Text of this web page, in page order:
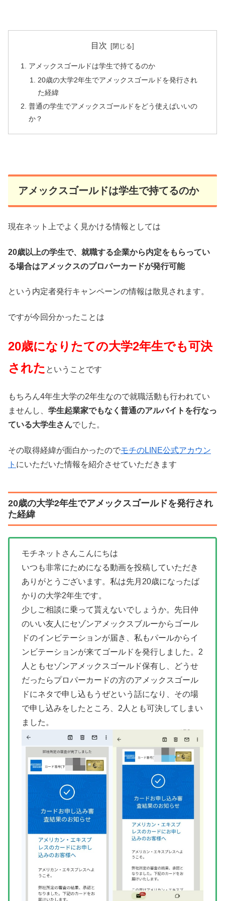
目次
アメックスゴールドは学生で持てるのか
20歳の大学2年生でアメックスゴールドを発行され
た経緯
普通の学生でアメックスゴールドをどう使えばいいの
か？
アメックスゴールドは学生で持てるのか
現在ネット上でよく見かける情報としては
20歳以上の学生で、就職する企業から内定をもらってい
る場合はアメックスのプロパーカードが発行可能
という内定者発行キャンペーンの情報は散見されます。
ですが今回分かったことは
20歳になりたての大学2年生でも可決
された ということです
もちろん4年生大学の2年生なので就職活動も行われてい
ませんし、 学生起業家でもなく普通のアルバイトを行なっ
ている大学生さんでした。
その取得経緯が面白かったのでモチのLINE公式アカウン
ト にいただいた情報を紹介させていただきます
20歳の大学2年生でアメックスゴールドを発行され
た経緯
モチネットさんこんにちは
いつも非常にためになる動画を投稿していただき
ありがとうございます。私は先月20歳になったば
かりの大学2年生です。
少しご相談に乗って貰えないでしょうか。先日仲
のいい友人にセゾンアメックスブルーからゴール
ドのインビテーションが届き、私もパールからイ
ンビテーションが来てゴールドを発行しました。2
人ともセゾンアメックスゴールド保有し、どうせ
だったらプロパーカードの方のアメックスゴール
ドにネタで申し込もうぜという話になり、その場
で申し込みをしたところ、2人とも可決してしまい
ました。